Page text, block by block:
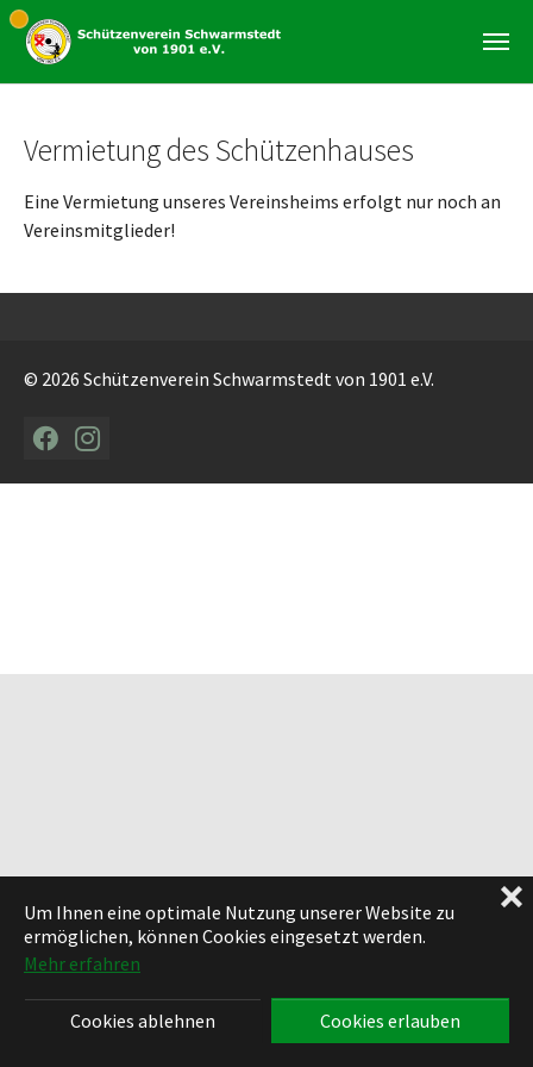
Um Ihnen eine optimale Nutzung unserer Website zu
ermöglichen, können Cookies eingesetzt werden.
Mehr erfahren
Cookies ablehnen Cookies erlauben
❌
Vermietung des Schützenhauses
Eine Vermietung unseres Vereinsheims erfolgt nur noch an
Vereinsmitglieder!
© 2026 Schützenverein Schwarmstedt von 1901 e.V.